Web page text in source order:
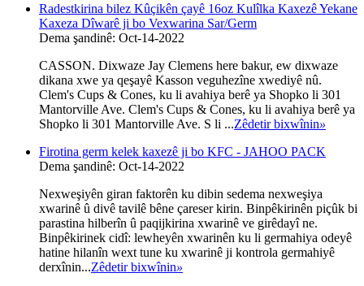
Radestkirina bilez Kûçikên çayê 16oz Kulîlka Kaxezê Yekane
Kaxeza Dîwarê ji bo Vexwarina Sar/Germ
Dema şandinê: Oct-14-2022
CASSON. Dixwaze Jay Clemens here bakur, ew dixwaze
dikana xwe ya qeşayê Kasson veguhezîne xwediyê nû.
Clem's Cups & Cones, ku li avahiya berê ya Shopko li 301
Mantorville Ave. Clem's Cups & Cones, ku li avahiya berê ya
Shopko li 301 Mantorville Ave. S li ...Zêdetir bixwînin»
Firotina germ kelek kaxezê ji bo KFC - JAHOO PACK
Dema şandinê: Oct-14-2022
Nexweşiyên giran faktorên ku dibin sedema nexweşiya
xwarinê û divê tavilê bêne çareser kirin. Binpêkirinên piçûk bi
parastina hilberîn û paqijkirina xwarinê ve girêdayî ne.
Binpêkirinek cidî: lewheyên xwarinên ku li germahiya odeyê
hatine hilanîn wext tune ku xwarinê ji kontrola germahiyê
derxînin...Zêdetir bixwînin»